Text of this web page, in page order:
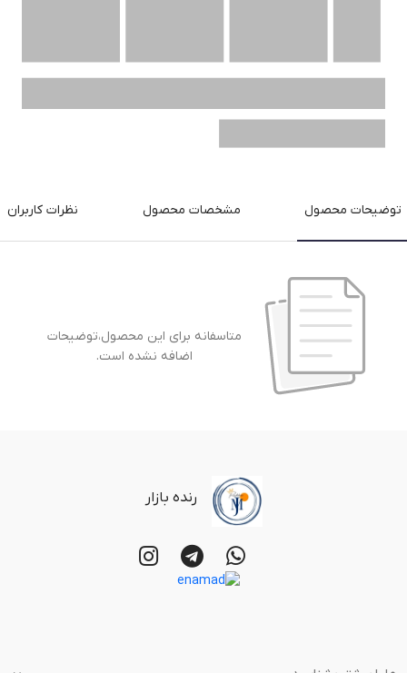
توضیحات محصول مشخصات محصول نظرات کاربران
متاسفانه برای این محصول،توضیحات
اضافه نشده است.
رنده بازار